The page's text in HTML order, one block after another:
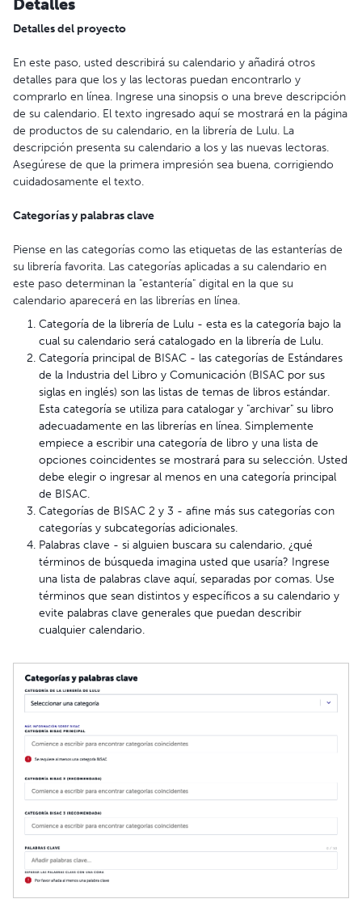
Detalles
Detalles del proyecto
En este paso, usted describirá su calendario y añadirá otros
detalles para que los y las lectoras puedan encontrarlo y
comprarlo en línea. Ingrese una sinopsis o una breve descripción
de su calendario. El texto ingresado aquí se mostrará en la página
de productos de su calendario, en la librería de Lulu. La
descripción presenta su calendario a los y las nuevas lectoras.
Asegúrese de que la primera impresión sea buena, corrigiendo
cuidadosamente el texto.
Categorías y palabras clave
Piense en las categorías como las etiquetas de las estanterías de
su librería favorita. Las categorías aplicadas a su calendario en
este paso determinan la "estantería" digital en la que su
calendario aparecerá en las librerías en línea.
Categoría de la librería de Lulu - esta es la categoría bajo la
cual su calendario será catalogado en la librería de Lulu.
Categoría principal de BISAC - las categorías de Estándares
de la Industria del Libro y Comunicación (BISAC por sus
siglas en inglés) son las listas de temas de libros estándar.
Esta categoría se utiliza para catalogar y "archivar" su libro
adecuadamente en las librerías en línea. Simplemente
empiece a escribir una categoría de libro y una lista de
opciones coincidentes se mostrará para su selección. Usted
debe elegir o ingresar al menos en una categoría principal
de BISAC.
Categorías de BISAC 2 y 3 - afine más sus categorías con
categorías y subcategorías adicionales.
Palabras clave - si alguien buscara su calendario, ¿qué
términos de búsqueda imagina usted que usaría? Ingrese
una lista de palabras clave aquí, separadas por comas. Use
términos que sean distintos y específicos a su calendario y
evite palabras clave generales que puedan describir
cualquier calendario.